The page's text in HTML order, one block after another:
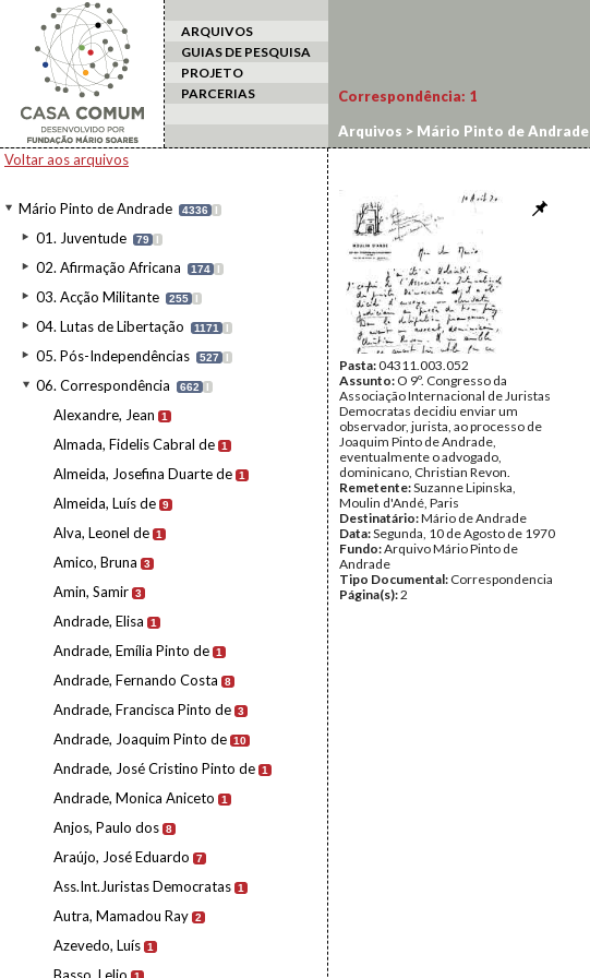
ARQUIVOS
GUIAS DE PESQUISA
PROJETO
PARCERIAS
Voltar aos arquivos
Mário Pinto de Andrade 4336 I
01. Juventude 79 I
02. Afirmação Africana 174 I
03. Acção Militante 255 I
04. Lutas de Libertação 1171 I
05. Pós-Independências 527 I
06. Correspondência 662 I
Alexandre, Jean 1
Almada, Fidelis Cabral de 1
Almeida, Josefina Duarte de 1
Almeida, Luís de 9
Alva, Leonel de 1
Amico, Bruna 3
Amin, Samir 3
Andrade, Elisa 1
Andrade, Emília Pinto de 1
Andrade, Fernando Costa 8
Andrade, Francisca Pinto de 3
Andrade, Joaquim Pinto de 10
Andrade, José Cristino Pinto de 1
Andrade, Monica Aniceto 1
Anjos, Paulo dos 8
Araújo, José Eduardo 7
Ass.Int.Juristas Democratas 1
Autra, Mamadou Ray 2
Azevedo, Luís 1
Correspondência: 1
Arquivos > Mário Pinto de Andrade
Pasta:04311.003.052
Assunto: O 9º. Congresso da
Associação Internacional de Juristas
Democratas decidiu enviar um
observador, jurista, ao processo de
Joaquim Pinto de Andrade,
eventualmente o advogado,
dominicano, Christian Revon.
Remetente:Suzanne Lipinska,
Moulin d'Andé, Paris
Destinatário:Mário de Andrade
Data:Segunda, 10 de Agosto de 1970
Fundo:Arquivo Mário Pinto de
Andrade
Tipo Documental: Correspondencia
Página(s):2